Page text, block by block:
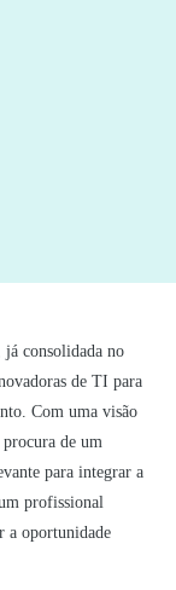
já consolidada no
de TI para
Com uma visão
de um
para integrar a
profissional
a oportunidade